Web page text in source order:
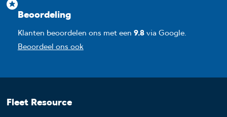
Beoordeling
Klanten beoordelen ons met een 9.8via Google.
Beoordeel ons ook
Fleet Resource